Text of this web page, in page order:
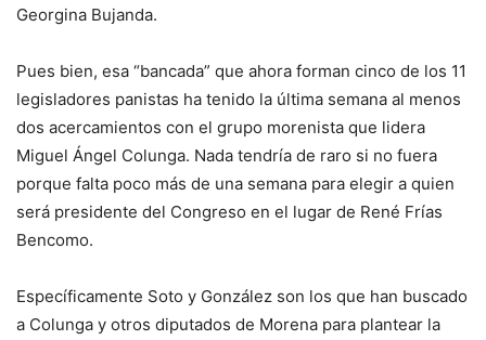
Georgina Bujanda.
Pues bien, esa “bancada” que ahora forman cinco de los 11
legisladores panistas ha tenido la última semana al menos
dos acercamientos con el grupo morenista que lidera
Miguel Ángel Colunga. Nada tendría de raro si no fuera
porque falta poco más de una semana para elegir a quien
será presidente del Congreso en el lugar de René Frías
Bencomo.
Específicamente Soto y González son los que han buscado
a Colunga y otros diputados de Morena para plantear la